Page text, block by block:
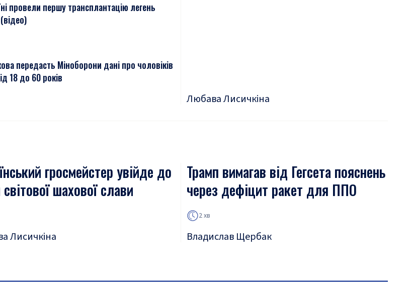
провели першу трансплантацію легень
передасть Міноборони дані про чоловіків
18 до 60 років
Любава Лисичкіна
гросмейстер увійде до
шахової слави
Лисичкіна
Трамп вимагав від Гегсета пояснень
через дефіцит ракет для ППО
2 хв
Владислав Щербак